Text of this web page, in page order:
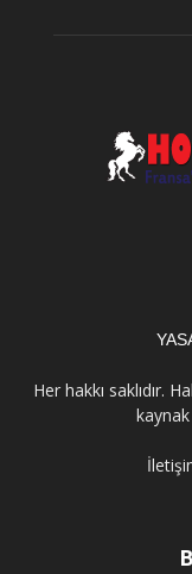
Her hakkı saklıdır.